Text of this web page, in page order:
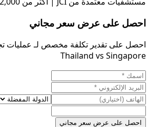
احصل على عرض سعر مجاني
احصل على تقدير تكلفة مخصص لـ عمليات
Thailand vs Singapore
احصل على عرض سعر مجاني